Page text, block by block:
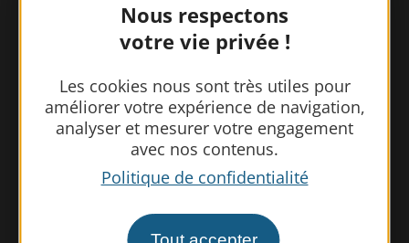
Nous respectons
votre vie privée !
Les cookies nous sont très utiles pour
améliorer votre expérience de navigation,
analyser et mesurer votre engagement
avec nos contenus.
Politique de confidentialité
Contactez-nous